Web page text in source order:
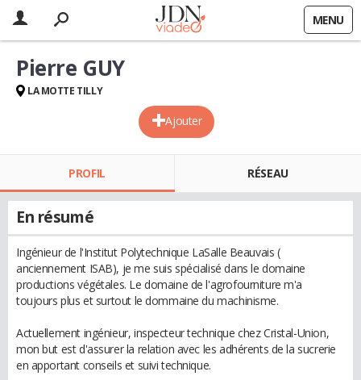
MENU
Ajouter
Pierre GUY
LA MOTTE TILLY
PROFIL RÉSEAU
En résumé
Ingénieur de l'Institut Polytechnique LaSalle Beauvais (
anciennement ISAB), je me suis spécialisé dans le domaine
productions végétales. Le domaine de l'agrofourniture m'a
toujours plus et surtout le dommaine du machinisme.
Actuellement ingénieur, inspecteur technique chez Cristal-Union,
mon but est d'assurer la relation avec les adhérents de la sucrerie
en apportant conseils et suivi technique.